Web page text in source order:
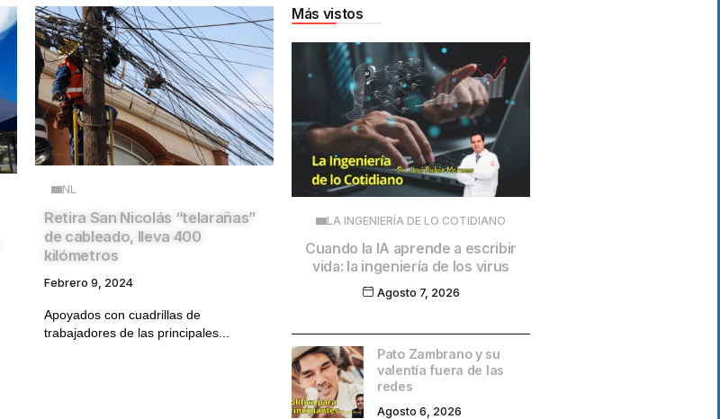
NL
Retira San Nicolás “telarañas”
de cableado, lleva 400
kilómetros
Febrero 9, 2024
Apoyados con cuadrillas de
trabajadores de las principales...
Más vistos
LA INGENIERÍA DE LO COTIDIANO
Cuando la IA aprende a escribir
vida: la ingeniería de los virus
Agosto 7, 2026
Pato Zambrano y su
valentía fuera de las
redes
Agosto 6, 2026